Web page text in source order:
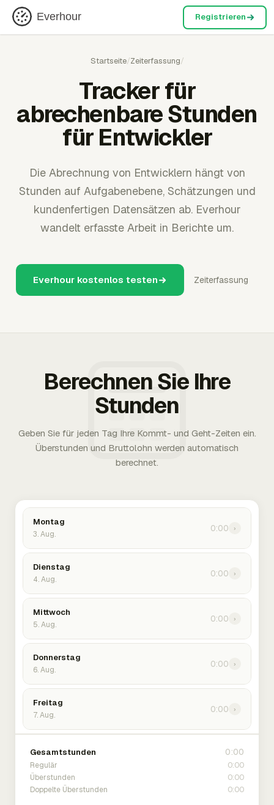
Everhour Registrieren
Startseite/Zeiterfassung/
Tracker für
abrechenbare Stunden
für Entwickler
Die Abrechnung von Entwicklern hängt von
Stunden auf Aufgabenebene, Schätzungen und
kundenfertigen Datensätzen ab. Everhour
wandelt erfasste Arbeit in Berichte um.
Everhour kostenlos testen Zeiterfassung
Berechnen Sie Ihre
Stunden
Geben Sie für jeden Tag Ihre Kommt- und Geht-Zeiten ein.
Überstunden und Bruttolohn werden automatisch
berechnet.
Montag
3. Aug.
0:00 ›
Dienstag
4. Aug.
0:00 ›
Mittwoch
5. Aug.
0:00 ›
Donnerstag
6. Aug.
0:00 ›
Freitag
7. Aug.
0:00 ›
Gesamtstunden 0:00
Regulär 0:00
Überstunden 0:00
Doppelte Überstunden 0:00